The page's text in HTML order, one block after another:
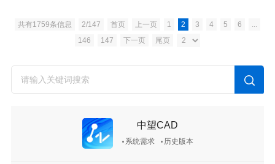
标注前统一调整这些参数，无需标注后再逐个修改。下面介
绍具体的配置位置。问题描述：如何取消风管标注单位，设
共有1759条信息 2/147 首页 上一页 1 2 3 4 5 6
146
147 下一页 尾页
中望CAD
系统需求 历史版本